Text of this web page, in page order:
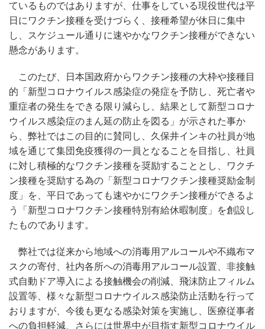
ているものではありますが、仕事をしている現役世代は平
日にワクチン接種を受けづらく、接種希望が休日に集中
し、スケジュール通りに速やかなワクチン接種ができない
懸念があります。
このたび、日本国政府からワクチン接種の大枠や接種目
的「新型コロナウイルス感染症の発症を予防し、死亡者や
重症者の発生をできる限り減らし、結果として新型コロナ
ウイルス感染症のまん延の防止を図る」が示された事か
ら、弊社ではこの目的に賛同し、久保井インキの社員が地
域を通じて集団免疫獲得の一員となることを目指し、社員
に対し積極的なワクチン接種を奨励することとし、ワクチ
ン接種を奨励する為の「新型コロナワクチン接種奨励金制
度」を、平日であっても速やかにワクチン接種ができるよ
う「新型コロナワクチン接種特別有給休暇制度」を創設し
たものであります。
弊社では従来から地域への消毒用アルコールや不織布マ
スクの寄付、社内各所への消毒用アルコール設置、非接触
式自動ドア導入による接触機会の削減、飛沫防止フィルム
設置等、様々な新型コロナウイルス感染防止活動を行って
おりますが、今後も更なる感染対策を実施し、医療従事者
への負担軽減、さらには世界中が目指す新型コロナウイル